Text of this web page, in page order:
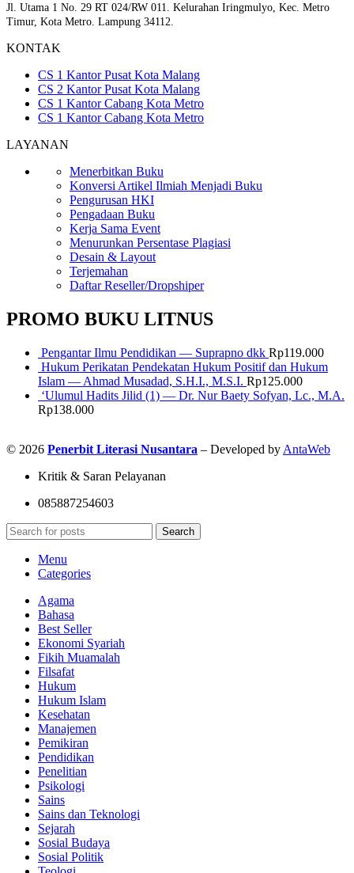
Jl. Utama 1 No. 29 RT 024/RW 011. Kelurahan Iringmulyo, Kec. Metro
Timur, Kota Metro. Lampung 34112.
KONTAK
CS 1 Kantor Pusat Kota Malang
CS 2 Kantor Pusat Kota Malang
CS 1 Kantor Cabang Kota Metro
CS 1 Kantor Cabang Kota Metro
LAYANAN
Menerbitkan Buku
Konversi Artikel Ilmiah Menjadi Buku
Pengurusan HKI
Pengadaan Buku
Kerja Sama Event
Menurunkan Persentase Plagiasi
Desain & Layout
Terjemahan
Daftar Reseller/Dropshiper
PROMO BUKU LITNUS
Pengantar Ilmu Pendidikan — Suprapno dkk Rp119.000
Hukum Perikatan Pendekatan Hukum Positif dan Hukum
Islam — Ahmad Musadad, S.H.I., M.S.I. Rp125.000
‘Ulumul Hadits Jilid (1) — Dr. Nur Baety Sofyan, Lc., M.A.
Rp138.000
© 2026 Penerbit Literasi Nusantara – Developed by AntaWeb
Kritik & Saran Pelayanan
085887254603
Search
Menu
Categories
Agama
Bahasa
Best Seller
Ekonomi Syariah
Fikih Muamalah
Filsafat
Hukum
Hukum Islam
Kesehatan
Manajemen
Pemikiran
Pendidikan
Penelitian
Psikologi
Sains
Sains dan Teknologi
Sejarah
Sosial Budaya
Sosial Politik